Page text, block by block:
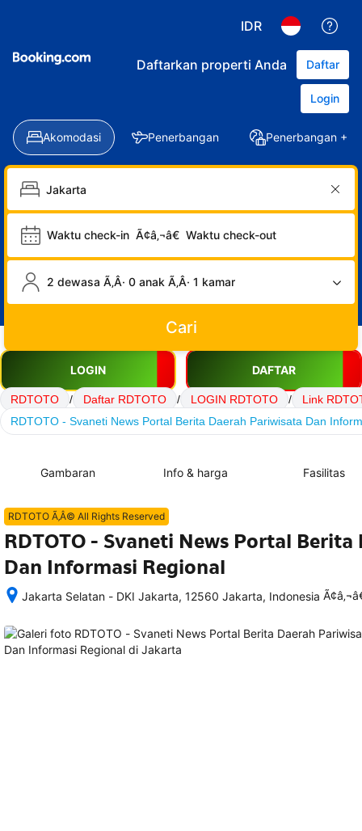
IDR
Daftarkan properti Anda Daftar
Login
Akomodasi Penerbangan Penerbangan +
Waktu check-in Ã¢â‚¬â€ Waktu check-out
2 dewasa Ã‚Â· 0 anak Ã‚Â· 1 kamar
Cari
LOGIN DAFTAR
RDTOTO / Daftar RDTOTO / LOGIN RDTOTO /
Link
RDTOTO - Svaneti News Portal Berita Daerah Pariwisata Dan
Gambaran Info & harga Fasilitas
RDTOTO Ã‚Â© All Rights Reserved
RDTOTO - Svaneti News Portal
Dan Informasi Regional
Jakarta Selatan - DKI Jakarta, 12560 Jakarta, Indonesia
memesan,
semua